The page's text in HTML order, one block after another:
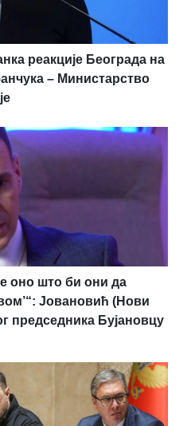
реакције Београда на
– Министарство
оно што би они да
Јовановић (Нови
председника Бујановцу